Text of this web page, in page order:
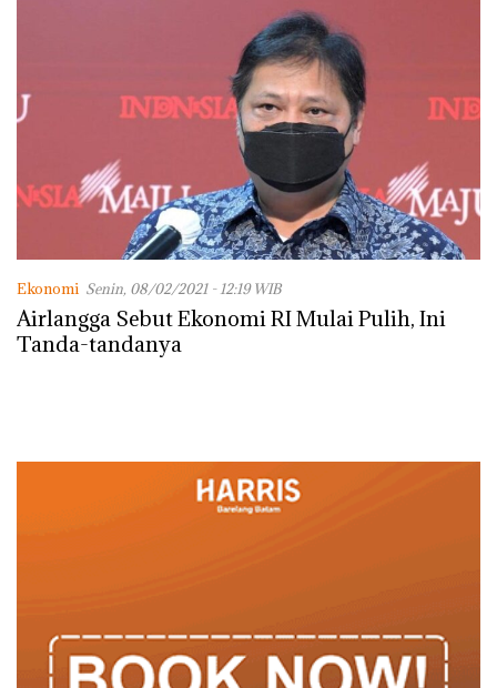
Ekonomi Senin, 08/02/2021 - 12:19 WIB
Airlangga Sebut Ekonomi RI Mulai Pulih, Ini
Tanda-tandanya